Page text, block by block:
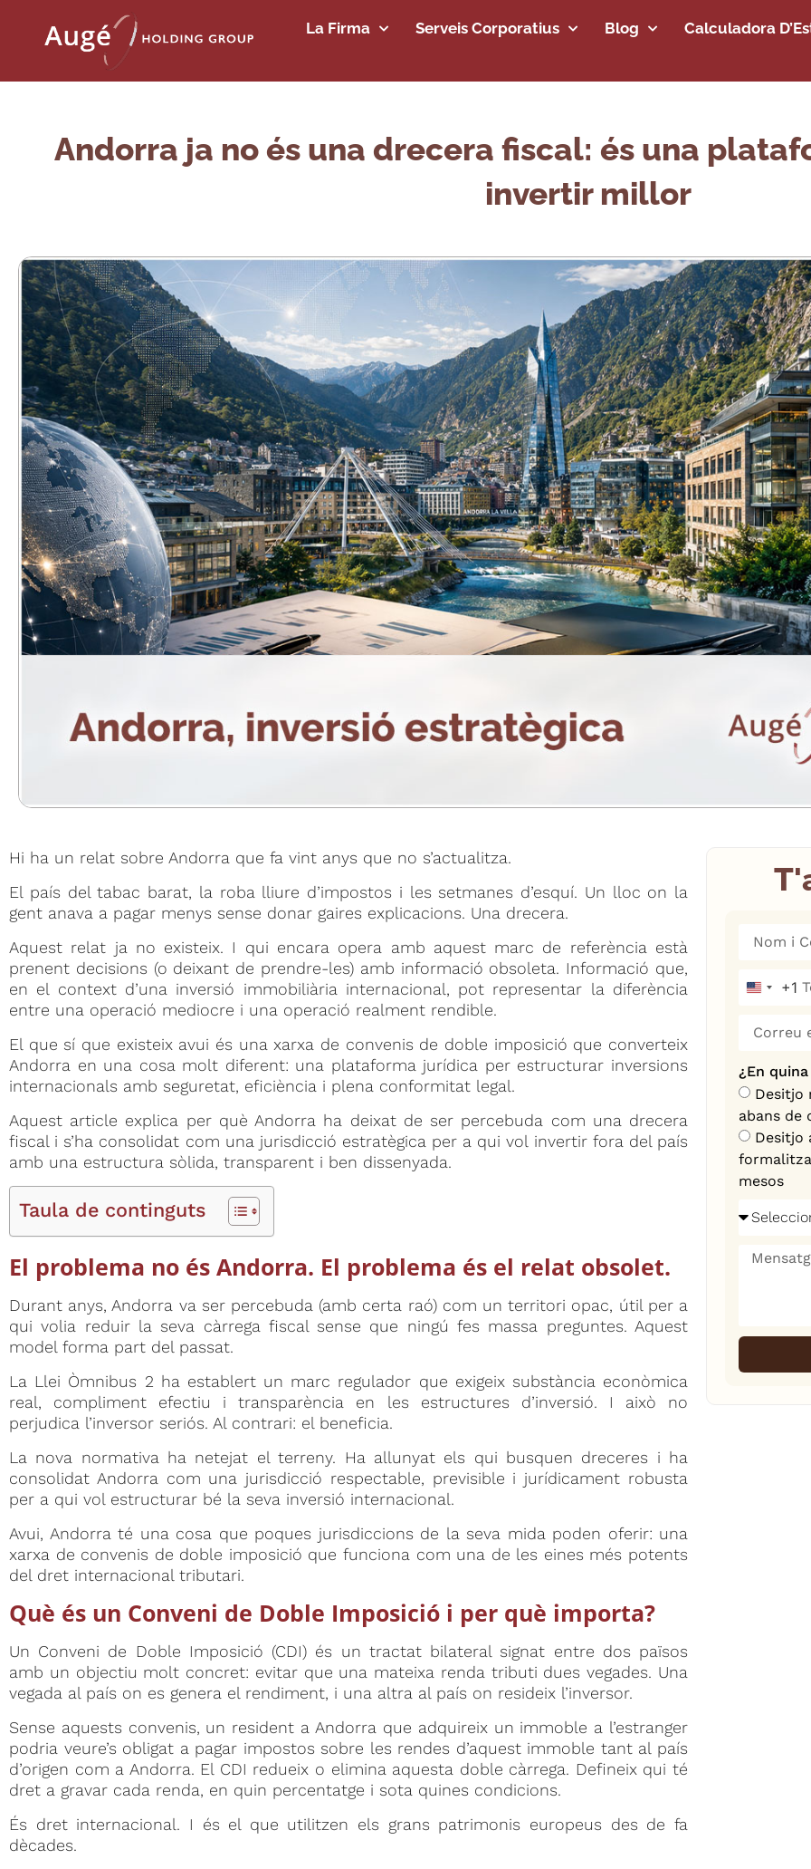
La Firma Serveis Corporatius Blog Calculadora
Andorra ja no és una drecera fiscal: és una
invertir millor
Hi ha un relat sobre Andorra que fa vint anys que no s’actualitza.
El país del tabac barat, la roba lliure d’impostos i les setmanes d’esquí. Un lloc on la
gent anava a pagar menys sense donar gaires explicacions. Una drecera.
Aquest relat ja no existeix. I qui encara opera amb aquest marc de referència està
prenent decisions (o deixant de prendre-les) amb informació obsoleta. Informació que,
en el context d’una inversió immobiliària internacional, pot representar la diferència
entre una operació mediocre i una operació realment rendible.
El que sí que existeix avui és una xarxa de convenis de doble imposició que converteix
Andorra en una cosa molt diferent: una plataforma jurídica per estructurar inversions
internacionals amb seguretat, eficiència i plena conformitat legal.
Aquest article explica per què Andorra ha deixat de ser percebuda com una drecera
fiscal i s’ha consolidat com una jurisdicció estratègica per a qui vol invertir fora del país
amb una estructura sòlida, transparent i ben dissenyada.
Taula de continguts
El problema no és Andorra. El problema és el relat obsolet.
Durant anys, Andorra va ser percebuda (amb certa raó) com un territori opac, útil per a
qui volia reduir la seva càrrega fiscal sense que ningú fes massa preguntes. Aquest
model forma part del passat.
La Llei Òmnibus 2 ha establert un marc regulador que exigeix substància econòmica
real, compliment efectiu i transparència en les estructures d’inversió. I això no
perjudica l’inversor seriós. Al contrari: el beneficia.
La nova normativa ha netejat el terreny. Ha allunyat els qui busquen dreceres i ha
consolidat Andorra com una jurisdicció respectable, previsible i jurídicament robusta
per a qui vol estructurar bé la seva inversió internacional.
Avui, Andorra té una cosa que poques jurisdiccions de la seva mida poden oferir: una
xarxa de convenis de doble imposició que funciona com una de les eines més potents
del dret internacional tributari.
Què és un Conveni de Doble Imposició i per què importa?
Un Conveni de Doble Imposició (CDI) és un tractat bilateral signat entre dos països
amb un objectiu molt concret: evitar que una mateixa renda tributi dues vegades. Una
vegada al país on es genera el rendiment, i una altra al país on resideix l’inversor.
Sense aquests convenis, un resident a Andorra que adquireix un immoble a l’estranger
podria veure’s obligat a pagar impostos sobre les rendes d’aquest immoble tant al país
d’origen com a Andorra. El CDI redueix o elimina aquesta doble càrrega. Defineix qui té
dret a gravar cada renda, en quin percentatge i sota quines condicions.
És dret internacional. I és el que utilitzen els grans patrimonis europeus des de fa
dècades.
United
+1
¿En
Desitjo
abans de
Desitjo
mesos